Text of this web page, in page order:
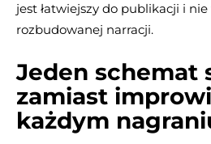
jest łatwiejszy do publikacji i
rozbudowanej narracji.
Jeden schemat
zamiast
każdym